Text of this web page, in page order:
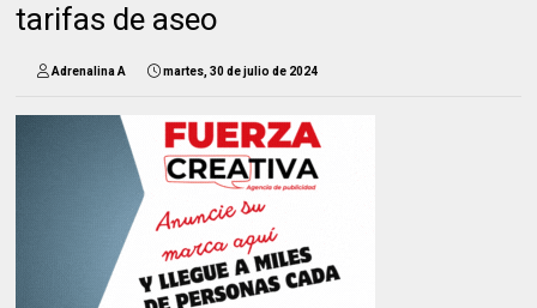
tarifas de aseo
Adrenalina A martes, 30 de julio de 2024